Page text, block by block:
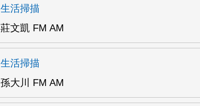
生活掃描
莊文凱 FM AM
生活掃描
孫大川 FM AM